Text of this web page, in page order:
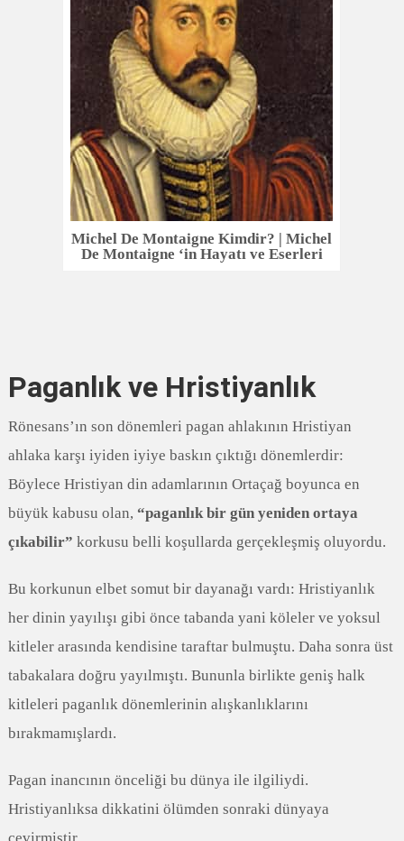
Michel De Montaigne Kimdir? | Michel
De Montaigne ‘in Hayatı ve Eserleri
Paganlık ve Hristiyanlık
Rönesans’ın son dönemleri pagan ahlakının Hristiyan
ahlaka karşı iyiden iyiye baskın çıktığı dönemlerdir:
Böylece Hristiyan din adamlarının Ortaçağ boyunca en
büyük kabusu olan, “paganlık bir gün yeniden ortaya
çıkabilir” korkusu belli koşullarda gerçekleşmiş oluyordu.
Bu korkunun elbet somut bir dayanağı vardı: Hristiyanlık
her dinin yayılışı gibi önce tabanda yani köleler ve yoksul
kitleler arasında kendisine taraftar bulmuştu. Daha sonra üst
tabakalara doğru yayılmıştı. Bununla birlikte geniş halk
kitleleri paganlık dönemlerinin alışkanlıklarını
bırakmamışlardı.
Pagan inancının önceliği bu dünya ile ilgiliydi.
Hristiyanlıksa dikkatini ölümden sonraki dünyaya